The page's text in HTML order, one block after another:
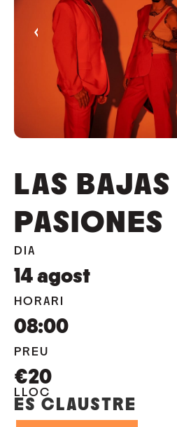
‹
LAS BAJAS
PASIONES
DIA
14 agost
HORARI
08:00
PREU
€20
LLOC
ES CLAUSTRE